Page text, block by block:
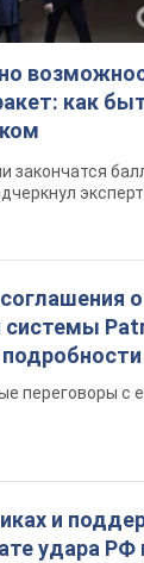
как
закончатся
эксперт
системы
переговоры с
и
удара РФ